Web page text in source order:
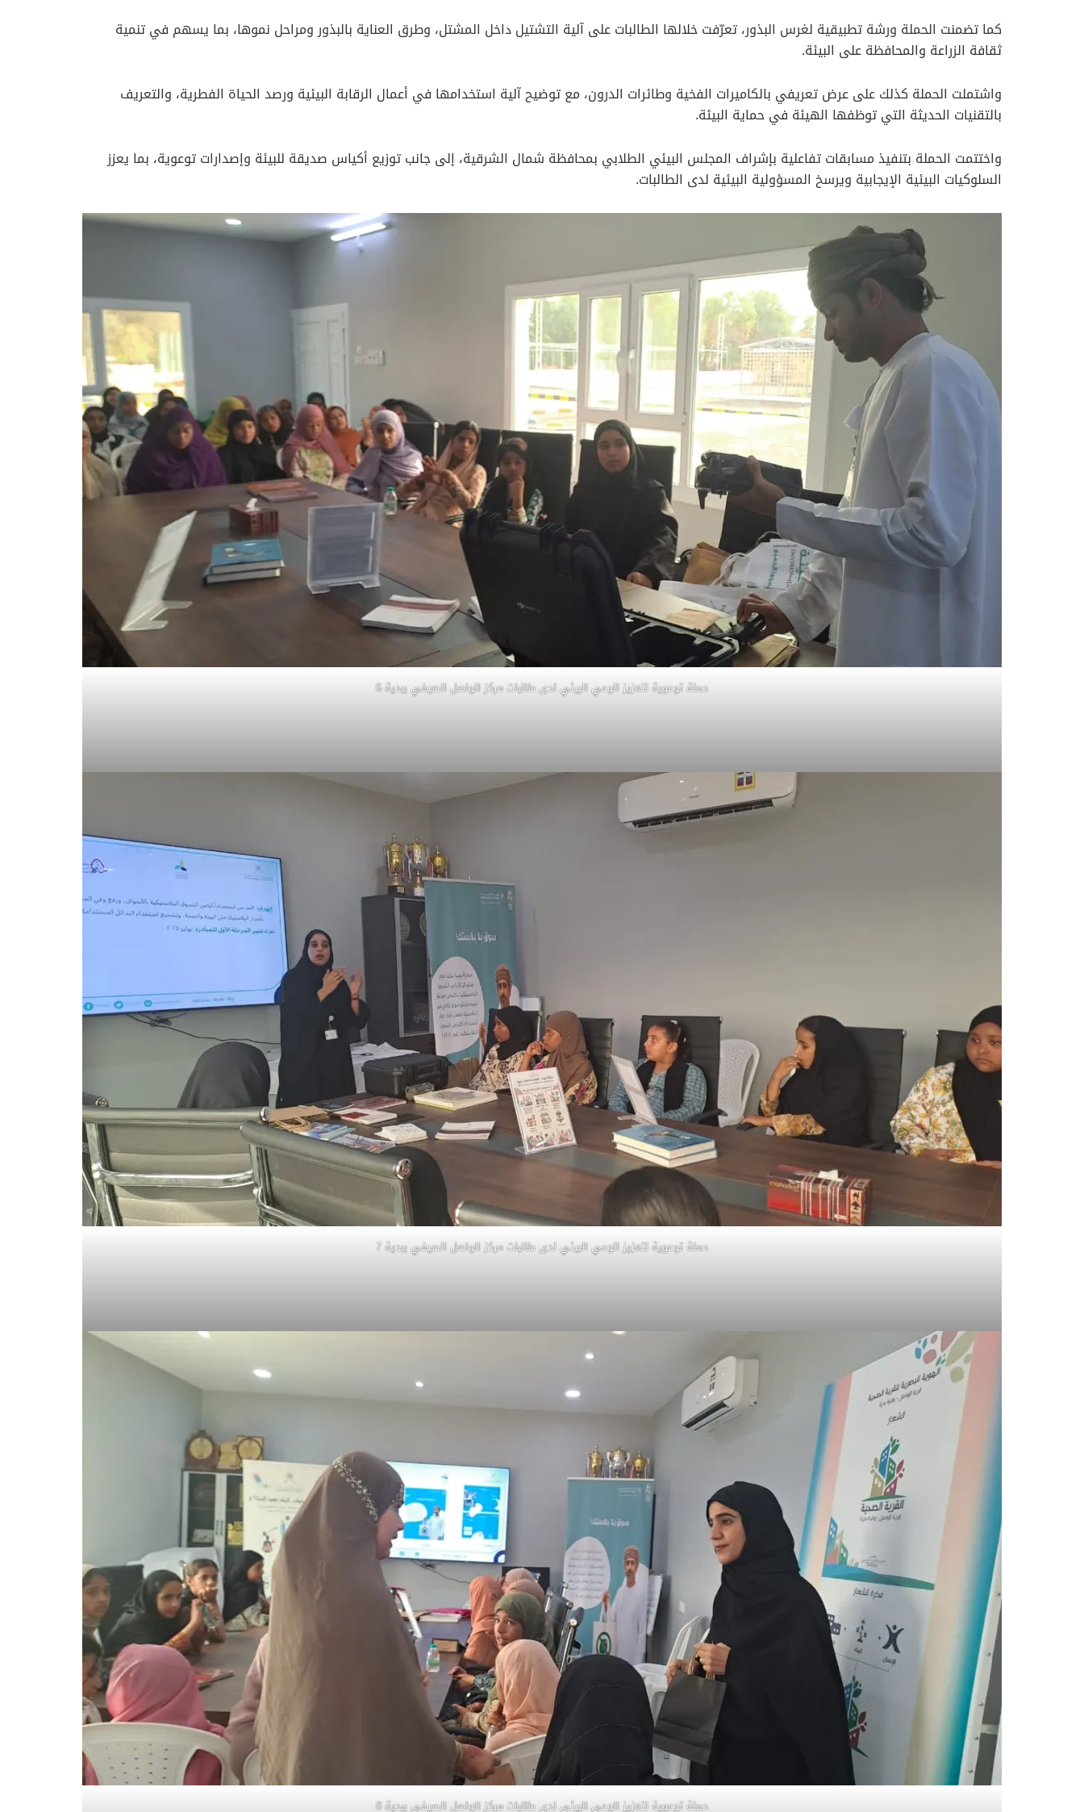
كما تضمنت الحملة ورشة تطبيقية لغرس البذور، تعرّفت خلالها الطالبات على آلية التشتيل داخل المشتل، وطرق العناية بالبذور ومراحل نموها، بما يسهم في تنمية
ثقافة الزراعة والمحافظة على البيئة.
واشتملت الحملة كذلك على عرض تعريفي بالكاميرات الفخية وطائرات الدرون، مع توضيح آلية استخدامها في أعمال الرقابة البيئية ورصد الحياة الفطرية، والتعريف
بالتقنيات الحديثة التي توظفها الهيئة في حماية البيئة.
واختتمت الحملة بتنفيذ مسابقات تفاعلية بإشراف المجلس البيئي الطلابي بمحافظة شمال الشرقية، إلى جانب توزيع أكياس صديقة للبيئة وإصدارات توعوية، بما يعزز
السلوكيات البيئية الإيجابية ويرسخ المسؤولية البيئية لدى الطالبات.
حملة توعوية لتعزيز الوعي البيئي لدى طالبات مركز الواصل الصيفي ببدية 6
حملة توعوية لتعزيز الوعي البيئي لدى طالبات مركز الواصل الصيفي ببدية 7
حملة توعوية لتعزيز الوعي البيئي لدى طالبات مركز الواصل الصيفي ببدية 8